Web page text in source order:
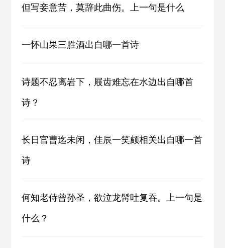
但写妾意苦，莫辞此曲伤。上一句是什么
一怀山果三胜酒出自哪一首诗
诗题不忍离岩下，屐齿难忘在水边出自哪首
诗？
长日官曹迄未闲，佳辰一笑颇相关出自哪一首
诗
何知老侍曾孙圣，欲泣龙髯吐复吞。上一句是
什么？